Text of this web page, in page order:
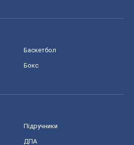
Баскетбол
Бокс
Підручники
ДПА